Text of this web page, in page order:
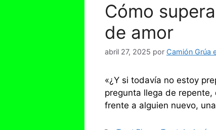
Cómo
de amor
abril 27, 2025 por Camión Grúa
«¿Y si todavía no estoy
pregunta llega de
frente a alguien nuevo,